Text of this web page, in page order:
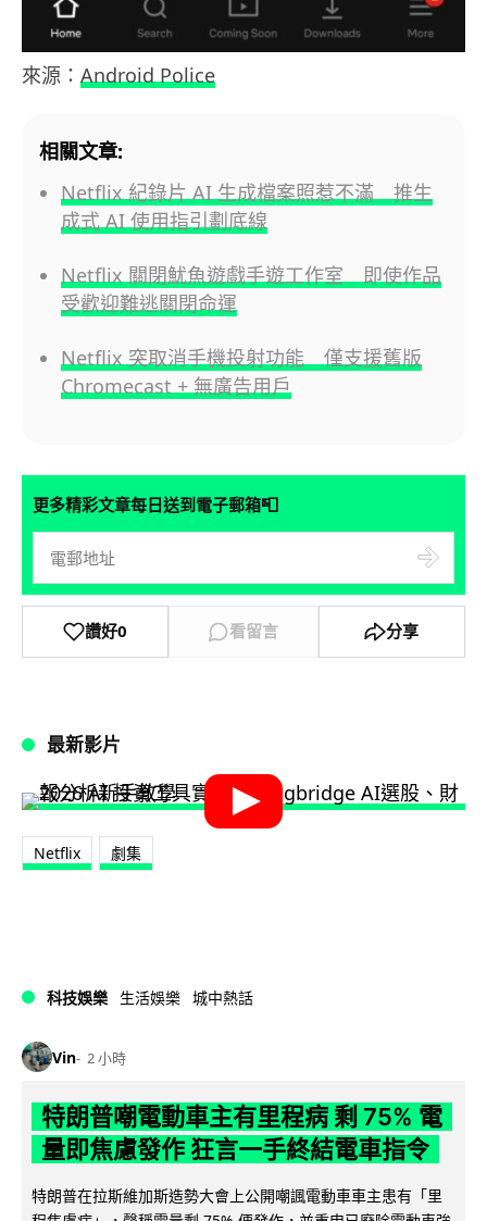
來源： Android Police
相關文章:
Netflix 紀錄片 AI 生成檔案照惹不滿 推生
成式 AI 使用指引劃底線
Netflix 關閉魷魚遊戲手遊工作室 即使作品
受歡迎難逃關閉命運
Netflix 突取消手機投射功能 僅支援舊版
Chromecast + 無廣告用戶
更多精彩文章每日送到電子郵箱📮
讚好0 看留言 分享
最新影片
Netflix 劇集
科技娛樂 生活娛樂 城中熱話
Vin 2 小時
特朗普嘲電動車主有里程病 剩 75% 電
量即焦慮發作 狂言一手終結電車指令
特朗普在拉斯維加斯造勢大會上公開嘲諷電動車車主患有「里